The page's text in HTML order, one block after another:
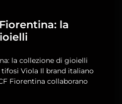
la
la collezione di gioielli
Viola Il brand italiano
Fiorentina collaborano